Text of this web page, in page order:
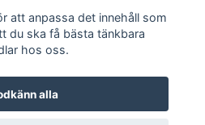
att anpassa det innehåll som
du ska få bästa tänkbara
hos oss.
alla